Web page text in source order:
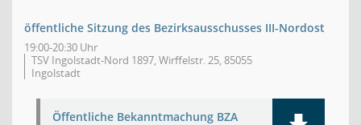
öffentliche Sitzung des Bezirksausschusses III-Nordost
19:00-20:30 Uhr
TSV Ingolstadt-Nord 1897, Wirffelstr. 25, 85055
Ingolstadt
Öffentliche Bekanntmachung BZA